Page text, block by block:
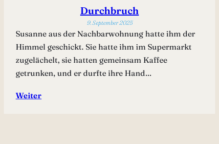
Durchbruch
9. September 2025
Susanne aus der Nachbarwohnung hatte ihm der
Himmel geschickt. Sie hatte ihm im Supermarkt
zugelächelt, sie hatten gemeinsam Kaffee
getrunken, und er durfte ihre Hand…
Weiter